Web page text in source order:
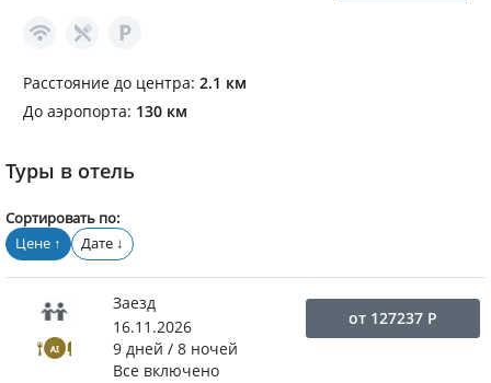
Расстояние до центра: 2.1 км
До аэропорта: 130 км
Туры в отель
Сортировать по:
Цене ↑ Дате ↓
Заезд
16.11.2026
9 дней / 8 ночей
Все включено
от 127237Р